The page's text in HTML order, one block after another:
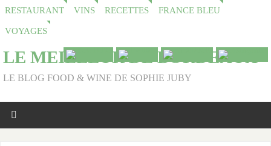
RESTAURANT VINS RECETTES FRANCE BLEU
VOYAGES
LE MEILLEUR DE BORDEAUX
LE BLOG FOOD & WINE DE SOPHIE JUBY